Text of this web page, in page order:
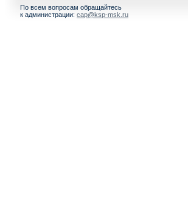
По всем вопросам обращайтесь
к администрации: cap@ksp-msk.ru